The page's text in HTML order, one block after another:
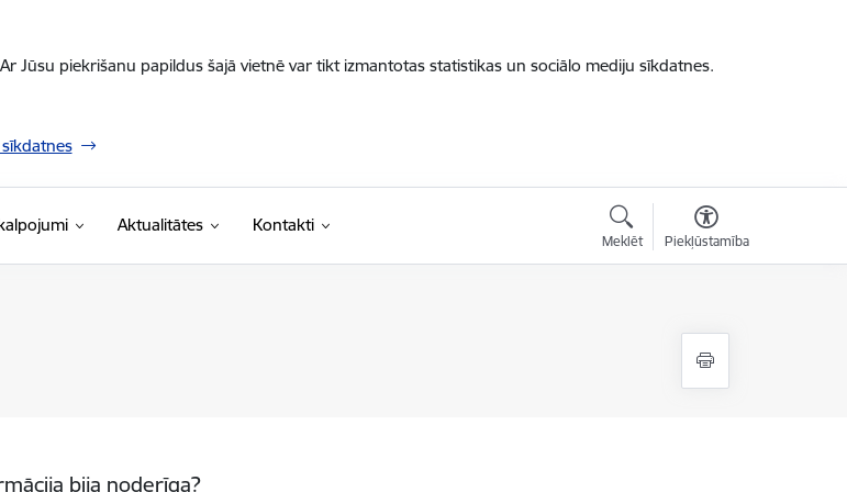
Jūsu piekrišanu papildus šajā vietnē var tikt izmantotas statistikas un sociālo mediju sīkdatnes.
Aktualitātes Kontakti
Meklēt Piekļūstamība
bija noderīga?